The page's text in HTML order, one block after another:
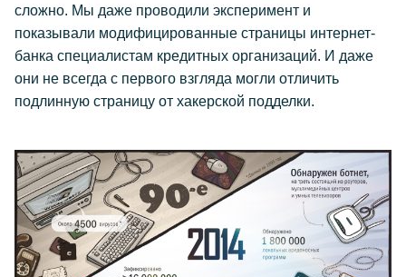
сложно. Мы даже проводили эксперимент и
показывали модифицированные страницы интернет-
банка специалистам кредитных организаций. И даже
они не всегда с первого взгляда могли отличить
подлинную страницу от хакерской подделки.